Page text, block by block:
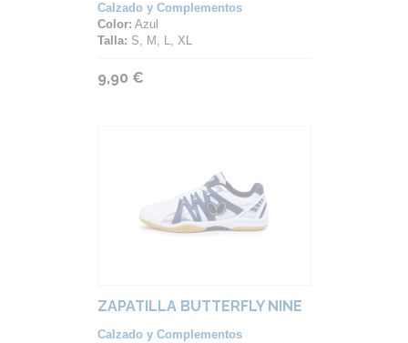
Calzado y Complementos
Color: Azul
Talla: S, M, L, XL
9,90 €
ZAPATILLA BUTTERFLY NINE
Calzado y Complementos